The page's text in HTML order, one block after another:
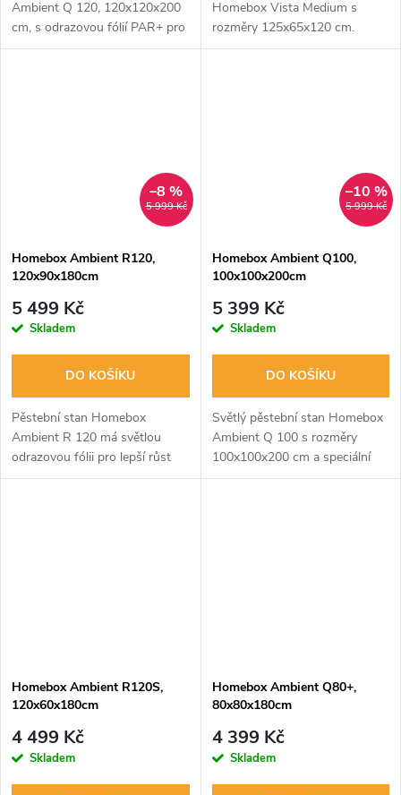
Ambient Q 120, 120x120x200
cm, s odrazovou fólií PAR+ pro
lepší růst rostlin. Ideální pro
Homebox Vista Medium s
rozměry 125x65x120 cm.
Ideální pro pěstování rostlin
5 999 Kč
–8 %
Homebox Ambient R120,
120x90x180cm
5 499 Kč
Skladem
DO KOŠÍKU
Pěstební stan Homebox
Ambient R 120 má světlou
odrazovou fólii pro lepší růst
rostlin a 8 ventilačních otvorů
5 999 Kč
–10 %
Homebox Ambient Q100,
100x100x200cm
5 399 Kč
Skladem
DO KOŠÍKU
Světlý pěstební stan Homebox
Ambient Q 100 s rozměry
100x100x200 cm a speciální
fólií PAR+ pro pěstování rostlin
Homebox Ambient R120S,
120x60x180cm
4 499 Kč
Skladem
Homebox Ambient Q80+,
80x80x180cm
4 399 Kč
Skladem